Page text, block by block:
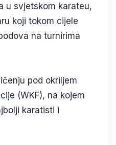
u svjetskom karateu,
koji tokom cijele
na turnirima
pod okriljem
(WKF), na kojem
karatisti i